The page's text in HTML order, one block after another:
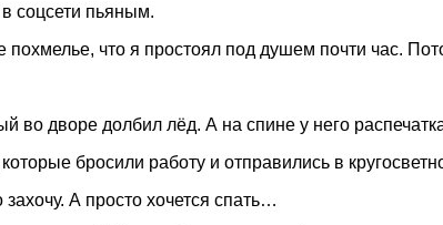
соцсети пьяным.
что я простоял под душем почти час.
во дворе долбил лёд. А на спине у него
бросили работу и отправились в
А просто хочется спать…